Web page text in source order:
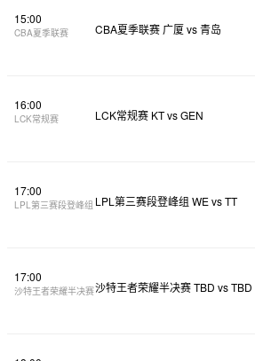
15:00
CBA夏季联赛 CBA夏季联赛 广厦 vs 青岛
16:00
LCK常规赛 LCK常规赛 KT vs GEN
17:00
LPL第三赛段登峰组 LPL第三赛段登峰组 WE vs TT
17:00
沙特王者荣耀半决赛沙特王者荣耀半决赛 TBD vs TBD